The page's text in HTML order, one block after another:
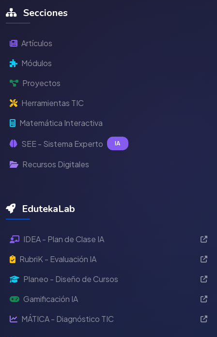
Secciones
Artículos
Módulos
Proyectos
Herramientas TIC
Matemática Interactiva
SEE - Sistema Experto IA
Recursos Digitales
EdutekaLab
IDEA - Plan de Clase IA
RubriK - Evaluación IA
Planeo - Diseño de Cursos
Gamificación IA
MÁTICA - Diagnóstico TIC